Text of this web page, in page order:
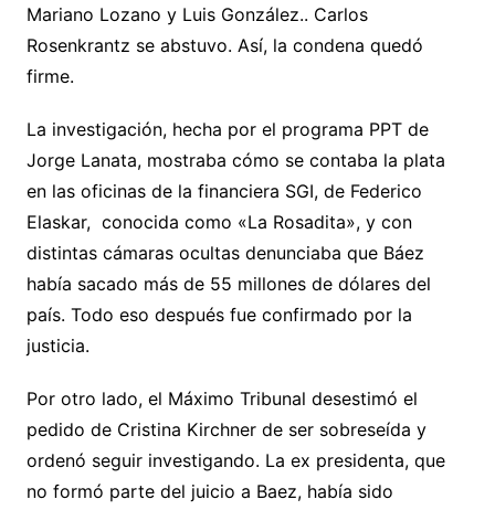
Mariano Lozano y Luis González.. Carlos
Rosenkrantz se abstuvo. Así, la condena quedó
firme.
La investigación, hecha por el programa PPT de
Jorge Lanata, mostraba cómo se contaba la plata
en las oficinas de la financiera SGI, de Federico
Elaskar, conocida como «La Rosadita», y con
distintas cámaras ocultas denunciaba que Báez
había sacado más de 55 millones de dólares del
país. Todo eso después fue confirmado por la
justicia.
Por otro lado, el Máximo Tribunal desestimó el
pedido de Cristina Kirchner de ser sobreseída y
ordenó seguir investigando. La ex presidenta, que
no formó parte del juicio a Baez, había sido